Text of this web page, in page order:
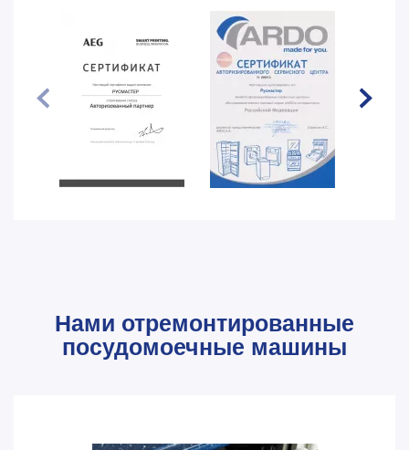
Нами отремонтированные
посудомоечные машины